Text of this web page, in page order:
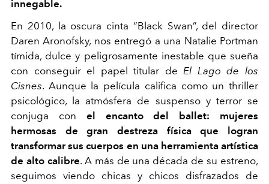
innegable.
En 2010, la oscura cinta “Black Swan”, del director
Daren Aronofsky, nos entregó a una Natalie Portman
tímida, dulce y peligrosamente inestable que sueña
con conseguir el papel titular de El Lago de los
Cisnes. Aunque la película califica como un thriller
psicológico, la atmósfera de suspenso y terror se
conjuga con el encanto del ballet: mujeres
hermosas de gran destreza física que logran
transformar sus cuerpos en una herramienta artística
de alto calibre. A más de una década de su estreno,
seguimos viendo chicas y chicos disfrazados de